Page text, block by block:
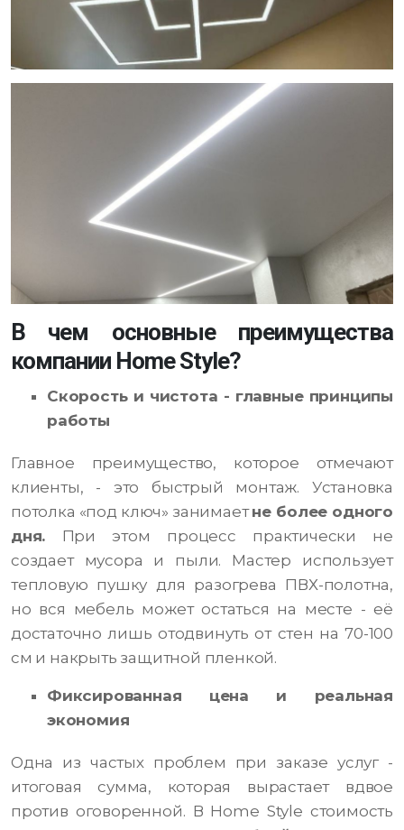
В чем основные преимущества
компании Home Style?
Скорость и чистота - главные принципы
работы
Главное преимущество, которое отмечают
клиенты, - это быстрый монтаж. Установка
потолка «под ключ» занимаетне более одного
дня. При этом процесс практически не
создает мусора и пыли. Мастер использует
тепловую пушку для разогрева ПВХ-полотна,
но вся мебель может остаться на месте - её
достаточно лишь отодвинуть от стен на 70-100
см и накрыть защитной пленкой.
Фиксированная цена и реальная
экономия
Одна из частых проблем при заказе услуг -
итоговая сумма, которая вырастает вдвое
против оговоренной. В Home Style стоимость